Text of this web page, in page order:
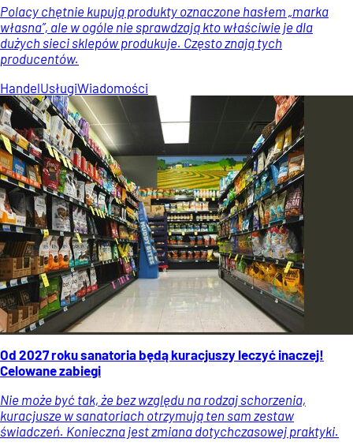
Polacy chętnie kupują produkty oznaczone hasłem „marka
własna”, ale w ogóle nie sprawdzają kto właściwie je dla
dużych sieci sklepów produkuje. Często znają tych
producentów.
HandelUsługiWiadomości
Od 2027 roku sanatoria będą kuracjuszy leczyć inaczej!
Celowane zabiegi
Nie może być tak, że bez względu na rodzaj schorzenia,
kuracjusze w sanatoriach otrzymują ten sam zestaw
świadczeń. Konieczna jest zmiana dotychczasowej praktyki.